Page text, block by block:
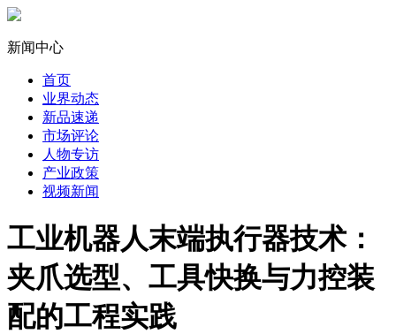
新闻中心
首页
业界动态
新品速递
市场评论
人物专访
产业政策
视频新闻
工业机器人末端执行器技术：
夹爪选型、工具快换与力控装
配的工程实践